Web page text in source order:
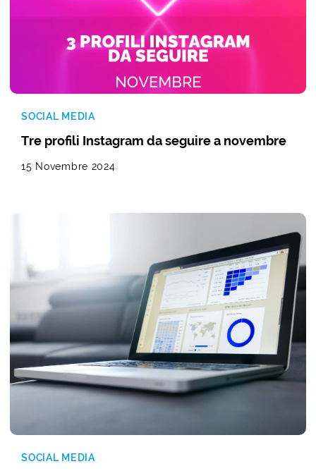
SOCIAL MEDIA
Tre profili Instagram da seguire a novembre
15 Novembre 2024
SOCIAL MEDIA